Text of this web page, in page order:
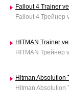
Fallout 4 Trainer
Fallout 4 Трейнер
HITMAN Trainer
HITMAN Трейнер
Hitman Absolution
Hitman Absolution